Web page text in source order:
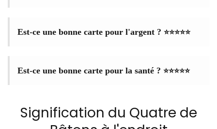
Est-ce une bonne carte pour l'argent ? ⭐⭐⭐⭐⭐
Est-ce une bonne carte pour la santé ? ⭐⭐⭐⭐⭐
Signification du Quatre de